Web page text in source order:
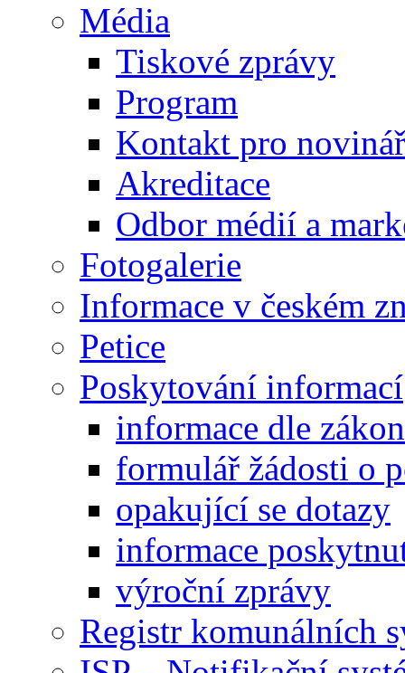
Média
Tiskové zprávy
Program
Kontakt pro
Akreditace
Odbor médií a
Fotogalerie
Informace v českém
Petice
Poskytování informací
informace dle
formulář žádosti o
opakující se dotazy
informace
výroční zprávy
Registr komunálních